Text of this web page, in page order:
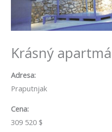
Krásný
Adresa:
Praputnjak
Cena:
309 520 $